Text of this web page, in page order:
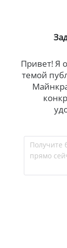
Привет! Я
темой
Получите
прямо